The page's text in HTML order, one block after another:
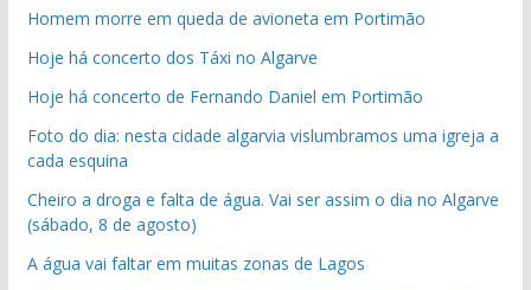
Homem morre em queda de avioneta em Portimão
Hoje há concerto dos Táxi no Algarve
Hoje há concerto de Fernando Daniel em Portimão
Foto do dia: nesta cidade algarvia vislumbramos uma igreja a
cada esquina
Cheiro a droga e falta de água. Vai ser assim o dia no Algarve
(sábado, 8 de agosto)
A água vai faltar em muitas zonas de Lagos